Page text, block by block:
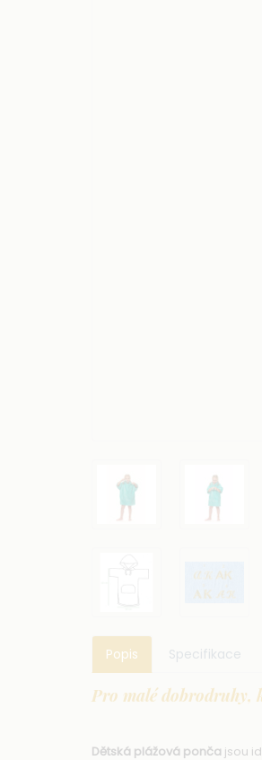
Popis Specifikace
Pro malé dobrodruhy,
Dětská plážová ponča jsou